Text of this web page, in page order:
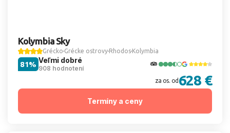
Kolymbia Sky
Grécko Grécke ostrovy Rhodos Kolymbia
Veľmi dobré
908 hodnotení
81%
za os. od 628 €
Termíny a ceny